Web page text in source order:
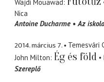
Wajdi Mouawad
Nica
Antoine Ducharme
Az
2014. március 7.
Temesvári
John Milton Ég és föld
Szereplő